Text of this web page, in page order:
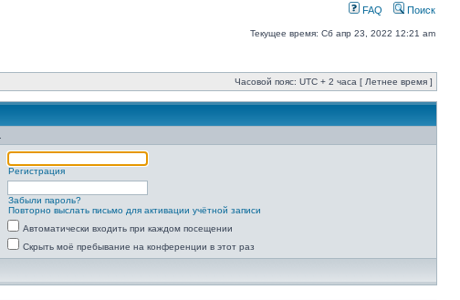
FAQ Поиск
Текущее время: Сб апр 23, 2022 12:21 am
Часовой пояс: UTC + 2 часа [ Летнее время ]
Регистрация
Забыли пароль?
Повторно выслать письмо для активации учётной записи
Автоматически входить при каждом посещении
Скрыть моё пребывание на конференции в этот раз